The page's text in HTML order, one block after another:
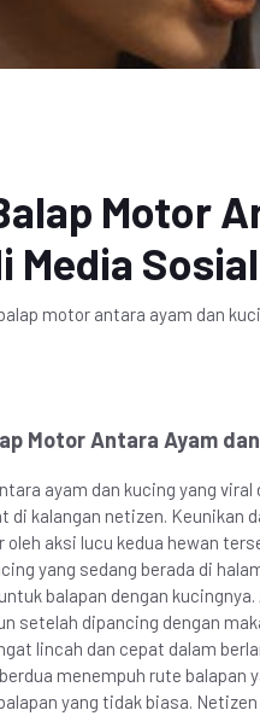
Motor
Media Sosial
motor antara ayam dan
Motor Antara Ayam
ayam dan kucing yang
di kalangan netizen. Keunikan
aksi lucu kedua hewan
yang sedang berada di
balapan dengan
setelah dipancing dengan
lincah dan cepat dalam
menempuh rute balapan
yang tidak biasa.